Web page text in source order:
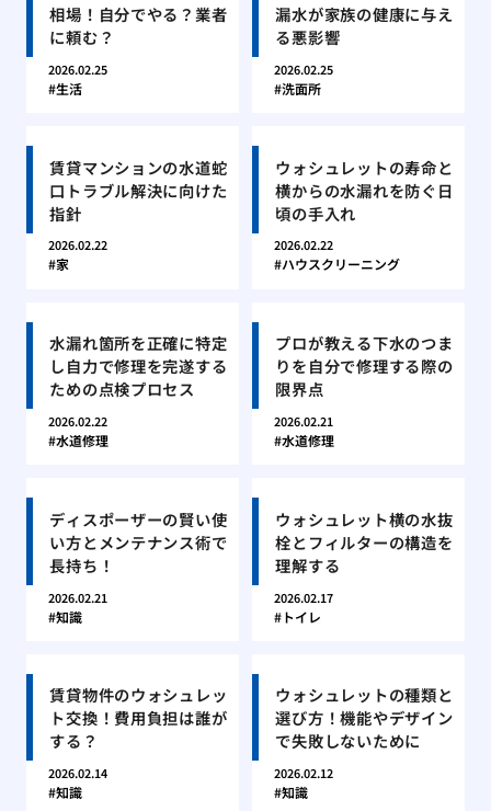
相場！自分でやる？業者
に頼む？
2026.02.25
生活
漏水が家族の健康に与え
る悪影響
2026.02.25
洗面所
賃貸マンションの水道蛇
口トラブル解決に向けた
指針
2026.02.22
家
ウォシュレットの寿命と
横からの水漏れを防ぐ日
頃の手入れ
2026.02.22
ハウスクリーニング
水漏れ箇所を正確に特定
し自力で修理を完遂する
ための点検プロセス
2026.02.22
水道修理
プロが教える下水のつま
りを自分で修理する際の
限界点
2026.02.21
水道修理
ディスポーザーの賢い使
い方とメンテナンス術で
長持ち！
2026.02.21
知識
ウォシュレット横の水抜
栓とフィルターの構造を
理解する
2026.02.17
トイレ
賃貸物件のウォシュレッ
ト交換！費用負担は誰が
する？
2026.02.14
知識
ウォシュレットの種類と
選び方！機能やデザイン
で失敗しないために
2026.02.12
知識